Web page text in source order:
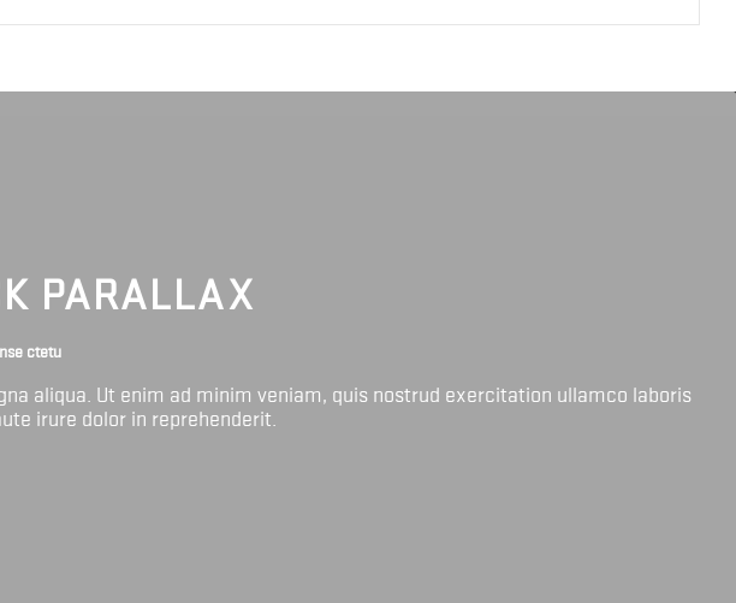
PARALLAX
ctetu
aliqua. Ut enim ad minim veniam, quis nostrud exercitation ullamco laboris
irure dolor in reprehenderit.